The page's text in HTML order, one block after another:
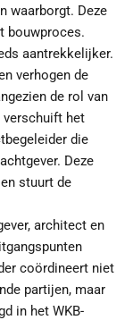
waarborgt. Deze
bouwproces.
aantrekkelijker.
verhogen de
de rol van
verschuift het
die
Deze
stuurt de
architect en
coördineert niet
partijen, maar
in het WKB-